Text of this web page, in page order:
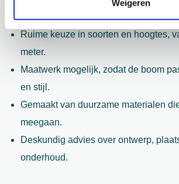
Weigeren
Ruime keuze in soorten en hoogtes,
meter.
Maatwerk mogelijk, zodat de boom
en stijl.
Gemaakt van duurzame materialen
meegaan.
Deskundig advies over ontwerp,
onderhoud.